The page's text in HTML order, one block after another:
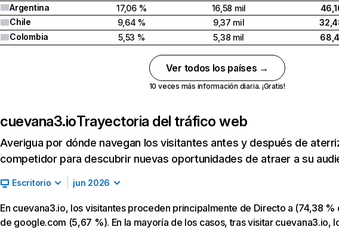
Argentina
17,06 % 16,58 mil
Chile
9,64 % 9,37 mil
Colombia
5,53 % 5,38 mil
Ver todos los países →
10 veces más información diaria. ¡Gratis!
cuevana3.ioTrayectoria del tráfico web
Averigua por dónde navegan los visitantes antes y después de
competidor para descubrir nuevas oportunidades de atraer a su
Escritorio jun 2026
En cuevana3.io, los visitantes proceden principalmente de Directo a (74,38
de google.com (5,67 %). En la mayoría de los casos, tras visitar cuevana3.io,